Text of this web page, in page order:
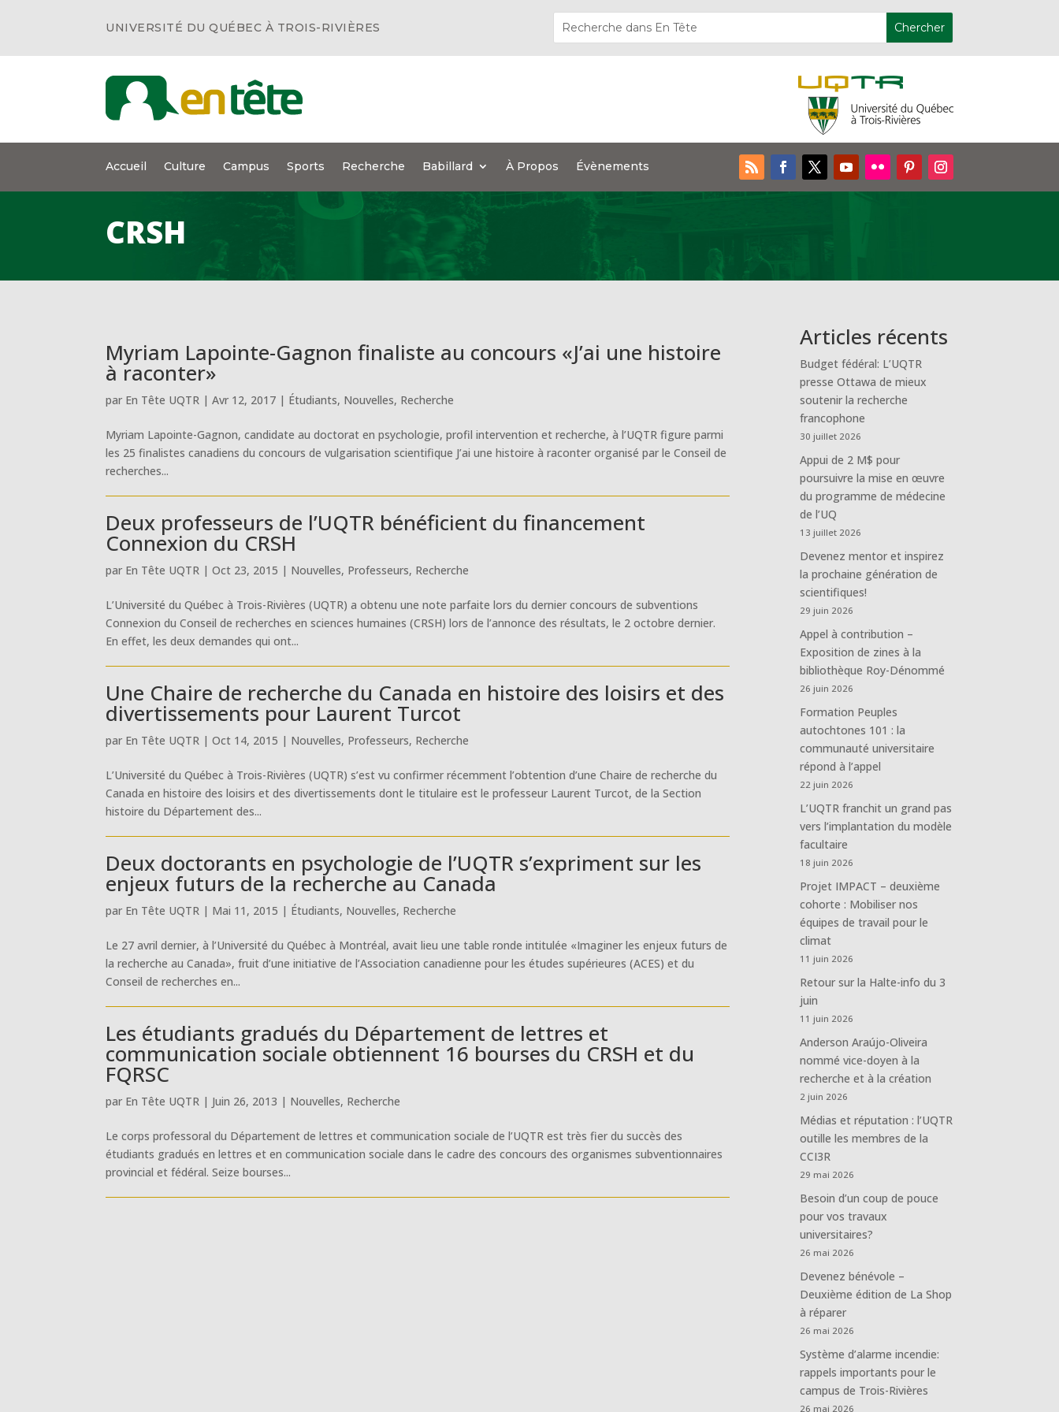
UNIVERSITÉ DU QUÉBEC À TROIS-RIVIÈRES
Accueil Culture Campus Sports Recherche Babillard À Propos Évènements
CRSH
Myriam Lapointe-Gagnon finaliste au concours «J’ai une histoire
à raconter»
par En Tête UQTR |Avr 12, 2017 | Étudiants, Nouvelles, Recherche
Myriam Lapointe-Gagnon, candidate au doctorat en psychologie, profil intervention et recherche, à l’UQTR figure parmi
les 25 finalistes canadiens du concours de vulgarisation scientifique J’ai une histoire à raconter organisé par le Conseil de
recherches...
Deux professeurs de l’UQTR bénéficient du financement
Connexion du CRSH
par En Tête UQTR |Oct 23, 2015 | Nouvelles, Professeurs, Recherche
L’Université du Québec à Trois-Rivières (UQTR) a obtenu une note parfaite lors du dernier concours de subventions
Connexion du Conseil de recherches en sciences humaines (CRSH) lors de l’annonce des résultats, le 2 octobre dernier.
En effet, les deux demandes qui ont...
Une Chaire de recherche du Canada en histoire des loisirs et des
divertissements pour Laurent Turcot
par En Tête UQTR |Oct 14, 2015 | Nouvelles, Professeurs, Recherche
L’Université du Québec à Trois-Rivières (UQTR) s’est vu confirmer récemment l’obtention d’une Chaire de recherche du
Canada en histoire des loisirs et des divertissements dont le titulaire est le professeur Laurent Turcot, de la Section
histoire du Département des...
Deux doctorants en psychologie de l’UQTR s’expriment sur les
enjeux futurs de la recherche au Canada
par En Tête UQTR | Mai 11, 2015 | Étudiants, Nouvelles, Recherche
Le 27 avril dernier, à l’Université du Québec à Montréal, avait lieu une table ronde intitulée «Imaginer les enjeux futurs de
la recherche au Canada», fruit d’une initiative de l’Association canadienne pour les études supérieures (ACES) et du
Conseil de recherches en...
Les étudiants gradués du Département de lettres et
communication sociale obtiennent 16 bourses du CRSH et du
FQRSC
par En Tête UQTR | Juin 26, 2013 | Nouvelles, Recherche
Le corps professoral du Département de lettres et communication sociale de l’UQTR est très fier du succès des
étudiants gradués en lettres et en communication sociale dans le cadre des concours des organismes subventionnaires
provincial et fédéral. Seize bourses...
Articles récents
Budget fédéral: L’UQTR
presse Ottawa de mieux
soutenir la recherche
francophone
30 juillet 2026
Appui de 2 M$ pour
poursuivre la mise en œuvre
du programme de médecine
de l’UQ
13 juillet 2026
Devenez mentor et inspirez
la prochaine génération de
scientifiques!
29 juin 2026
Appel à contribution –
Exposition de zines à la
bibliothèque Roy-Dénommé
26 juin 2026
Formation Peuples
autochtones 101 : la
communauté universitaire
répond à l’appel
22 juin 2026
L’UQTR franchit un grand pas
vers l’implantation du modèle
facultaire
18 juin 2026
Projet IMPACT – deuxième
cohorte : Mobiliser nos
équipes de travail pour le
climat
11 juin 2026
Retour sur la Halte-info du 3
juin
11 juin 2026
Anderson Araújo-Oliveira
nommé vice-doyen à la
recherche et à la création
2 juin 2026
Médias et réputation : l’UQTR
outille les membres de la
CCI3R
29 mai 2026
Besoin d’un coup de pouce
pour vos travaux
universitaires?
26 mai 2026
Devenez bénévole –
Deuxième édition de La Shop
à réparer
26 mai 2026
Système d’alarme incendie:
rappels importants pour le
campus de Trois-Rivières
26 mai 2026